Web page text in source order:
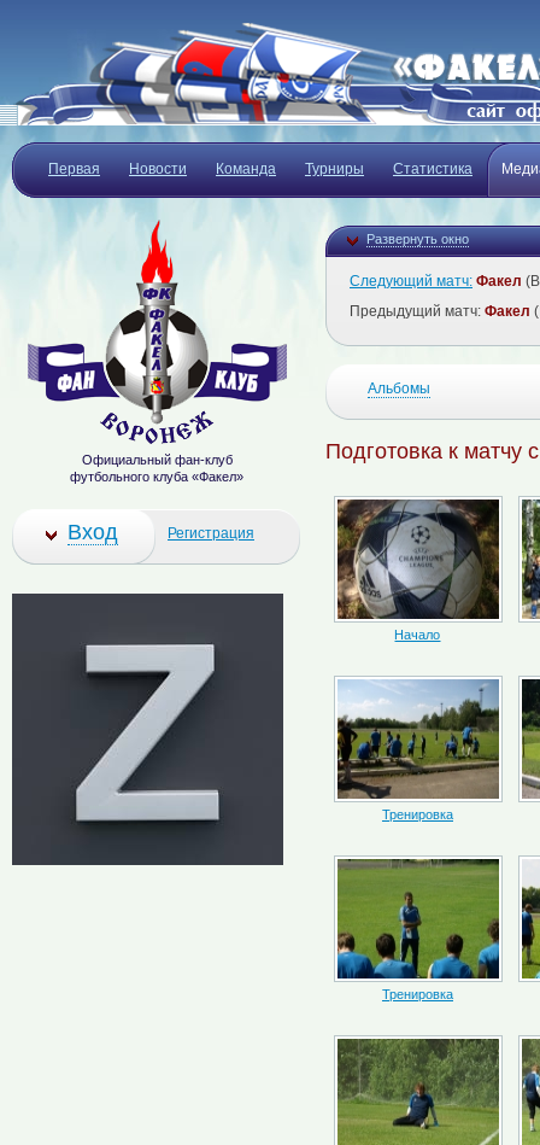
Первая Новости Команда Турниры Статистика
Развернуть окно
Следующий матч: Факел
Предыдущий матч: Факел
Альбомы
Подготовка к матчу
Начало
Тренировка
Тренировка
Официальный фан-клуб
футбольного клуба «Факел»
Вход Регистрация